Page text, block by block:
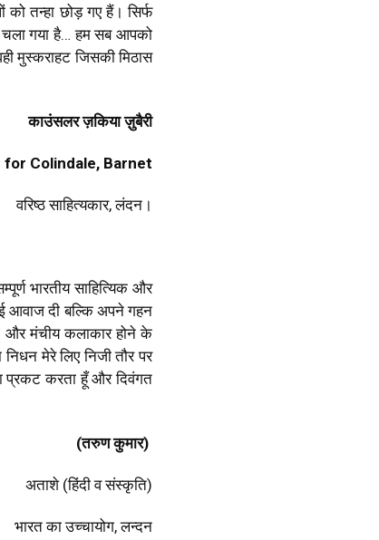
को तन्हा छोड़ गए हैं। सिर्फ
चला गया है… हम सब आपको
मुस्कराहट जिसकी मिठास
काउंसलर ज़किया ज़ुबैरी
Colindale, Barnet
वरिष्ठ साहित्यकार, लंदन।
भारतीय साहित्यिक और
आवाज दी बल्कि अपने गहन
और मंचीय कलाकार होने के
मेरे लिए निजी तौर पर
प्रकट करता हूँ और दिवंगत
(तरुण कुमार)
अताशे (हिंदी व संस्कृति)
भारत का उच्चायोग, लन्दन